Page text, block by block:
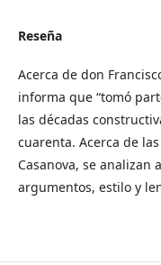
Reseña
Acerca de don
informa que “tomó
las décadas
cuarenta. Acerca de
Casanova, se analizan
argumentos, estilo y